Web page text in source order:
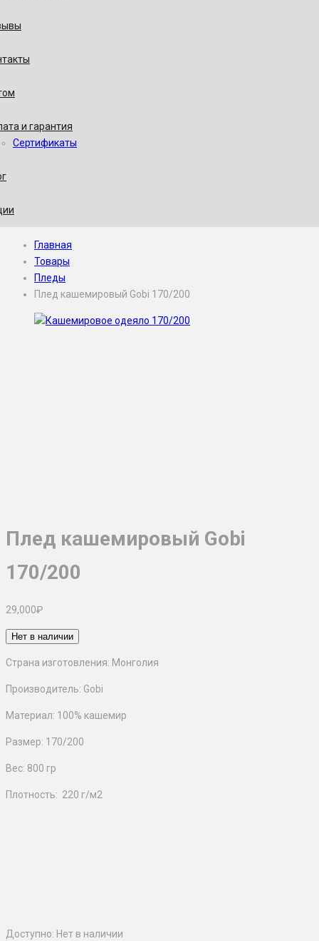
и гарантия
Сертификаты
Главная
Товары
Пледы
Плед кашемировый Gobi 170/200
Плед кашемировый Gobi
170/200
29,000₽
Нет в наличии
Страна изготовления: Монголия
Производитель: Gobi
Материал: 100% кашемир
Размер: 170/200
Вес: 800 гр
Плотность: 220 г/м2
Доступно: Нет в наличии